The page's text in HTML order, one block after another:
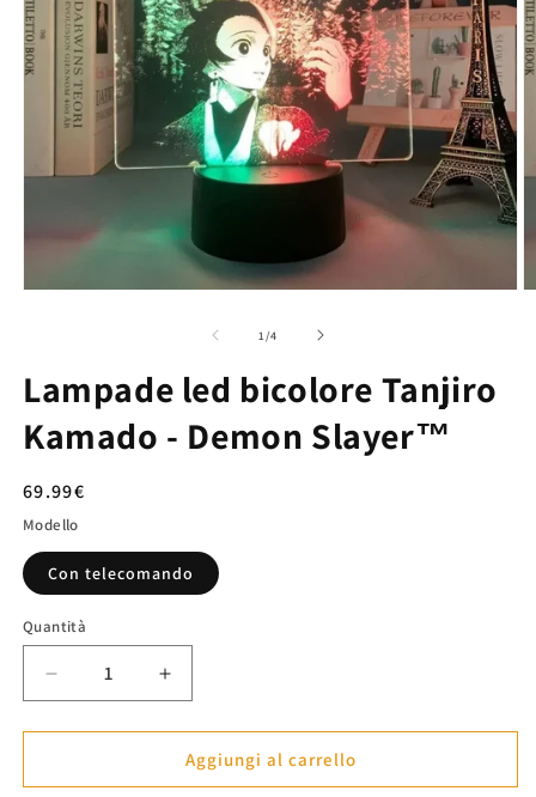
1 /su
4
Lampade led bicolore Tanjiro
Kamado - Demon Slayer™
Prezzo
di
listino
69.99€
Modello
Con telecomando
Quantità
Diminuisci
quantità
per
led
Aumenta
quantità
per
Lampade
led
Aggiungi al carrello